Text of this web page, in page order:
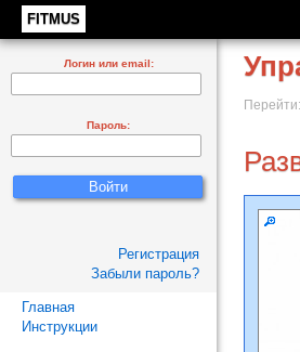
FITMUS
Перейти:
Логин или email:
Пароль:
Регистрация
Забыли пароль?
Главная
Инструкции